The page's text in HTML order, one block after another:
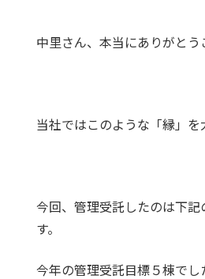
中里さん、本当にありがとう
当社ではこのような「縁」を
今回、管理受託したのは下記
す。
今年の管理受託目標５棟でし